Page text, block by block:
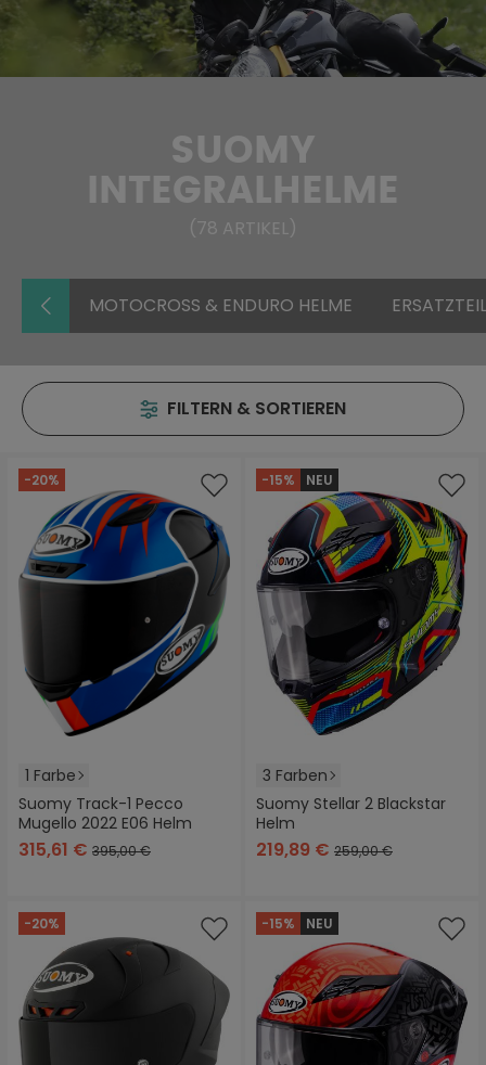
SUOMY
INTEGRALHELME
(78 ARTIKEL)
MOTOCROSS & ENDURO HELME
FILTERN & SORTIEREN
-20%
1 Farbe
Suomy Track-1 Pecco
Mugello 2022 E06 Helm
315,61 € 395,00 €
-15% NEU
3 Farben
Suomy Stellar 2 Blackstar
Helm
219,89 € 259,00 €
-20% -15% NEU